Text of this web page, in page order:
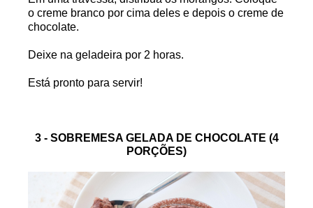
o creme branco por cima deles e depois o creme de
chocolate.
Deixe na geladeira por 2 horas.
Está pronto para servir!
3 - SOBREMESA GELADA DE CHOCOLATE (4
PORÇÕES)